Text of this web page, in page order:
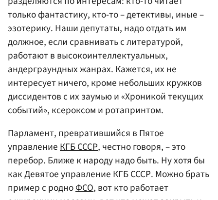
только фантастику, кто-то – детективы, иные –
эзотерику. Наши депутаты, надо отдать им
должное, если сравнивать с литературой,
работают в высокоинтеллектуальных,
андерграундных жанрах. Кажется, их не
интересует ничего, кроме небольших кружков
диссидентов с их заумью и «Хроникой текущих
событий», ксероксом и ротапринтом.
Парламент, превратившийся в Пятое
управлениеКГБ СССР, честно говоря, – это
перебор. Ближе к народу надо быть. Ну хотя бы
как Девятое управление КГБ СССР. Можно брать
пример с родноФСО, вот кто работает